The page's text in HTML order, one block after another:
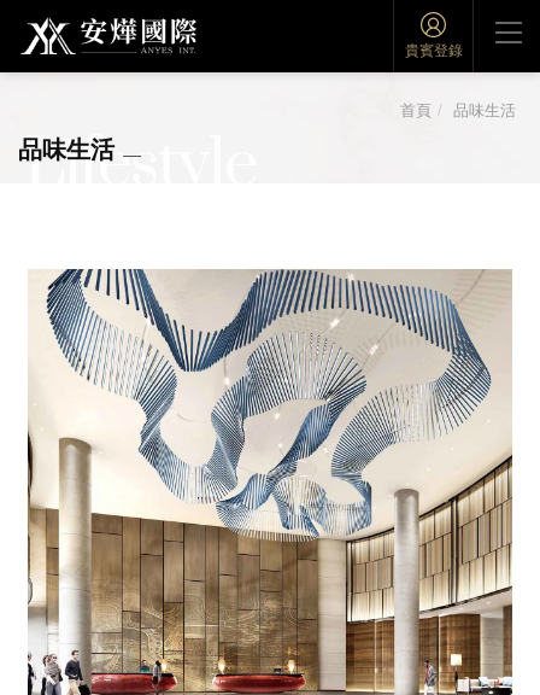
貴賓登錄
Lifestyle
品味生活
首頁 品味生活